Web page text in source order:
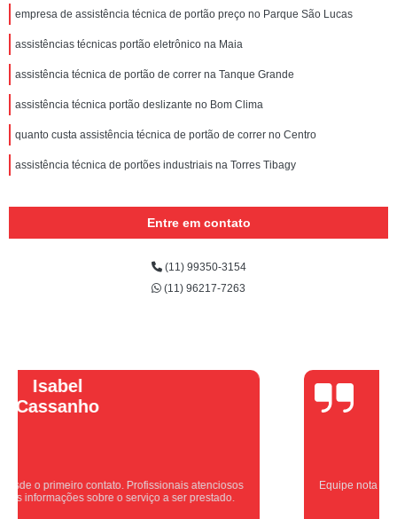
empresa de assistência técnica de portão preço no Parque São Lucas
assistências técnicas portão eletrônico na Maia
assistência técnica de portão de correr na Tanque Grande
assistência técnica portão deslizante no Bom Clima
quanto custa assistência técnica de portão de correr no Centro
assistência técnica de portões industriais na Torres Tibagy
Entre em contato
(11) 99350-3154
(11) 96217-7263
Equipe nota 10, trabalho rápido com excelência , super organizados.
Super indico.